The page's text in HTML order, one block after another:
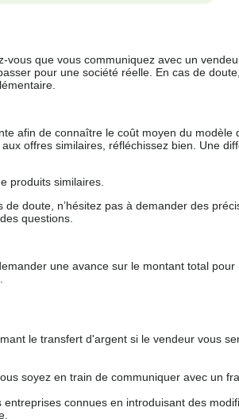
que vous communiquez avec un
pour une société réelle. En cas de
afin de connaître le coût moyen du modèle
offres similaires, réfléchissez bien. Une
produits similaires.
doute, n’hésitez pas à demander des
questions.
une avance sur le montant total
le transfert d'argent si le vendeur vous
soyez en train de communiquer avec un
connues en introduisant des